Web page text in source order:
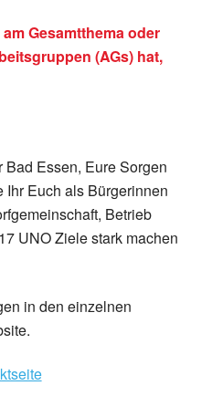
Gesamtthema oder
(AGs) hat,
Essen, Eure Sorgen
Ihr Euch als Bürgerinnen
Betrieb
UNO Ziele stark machen
in den einzelnen